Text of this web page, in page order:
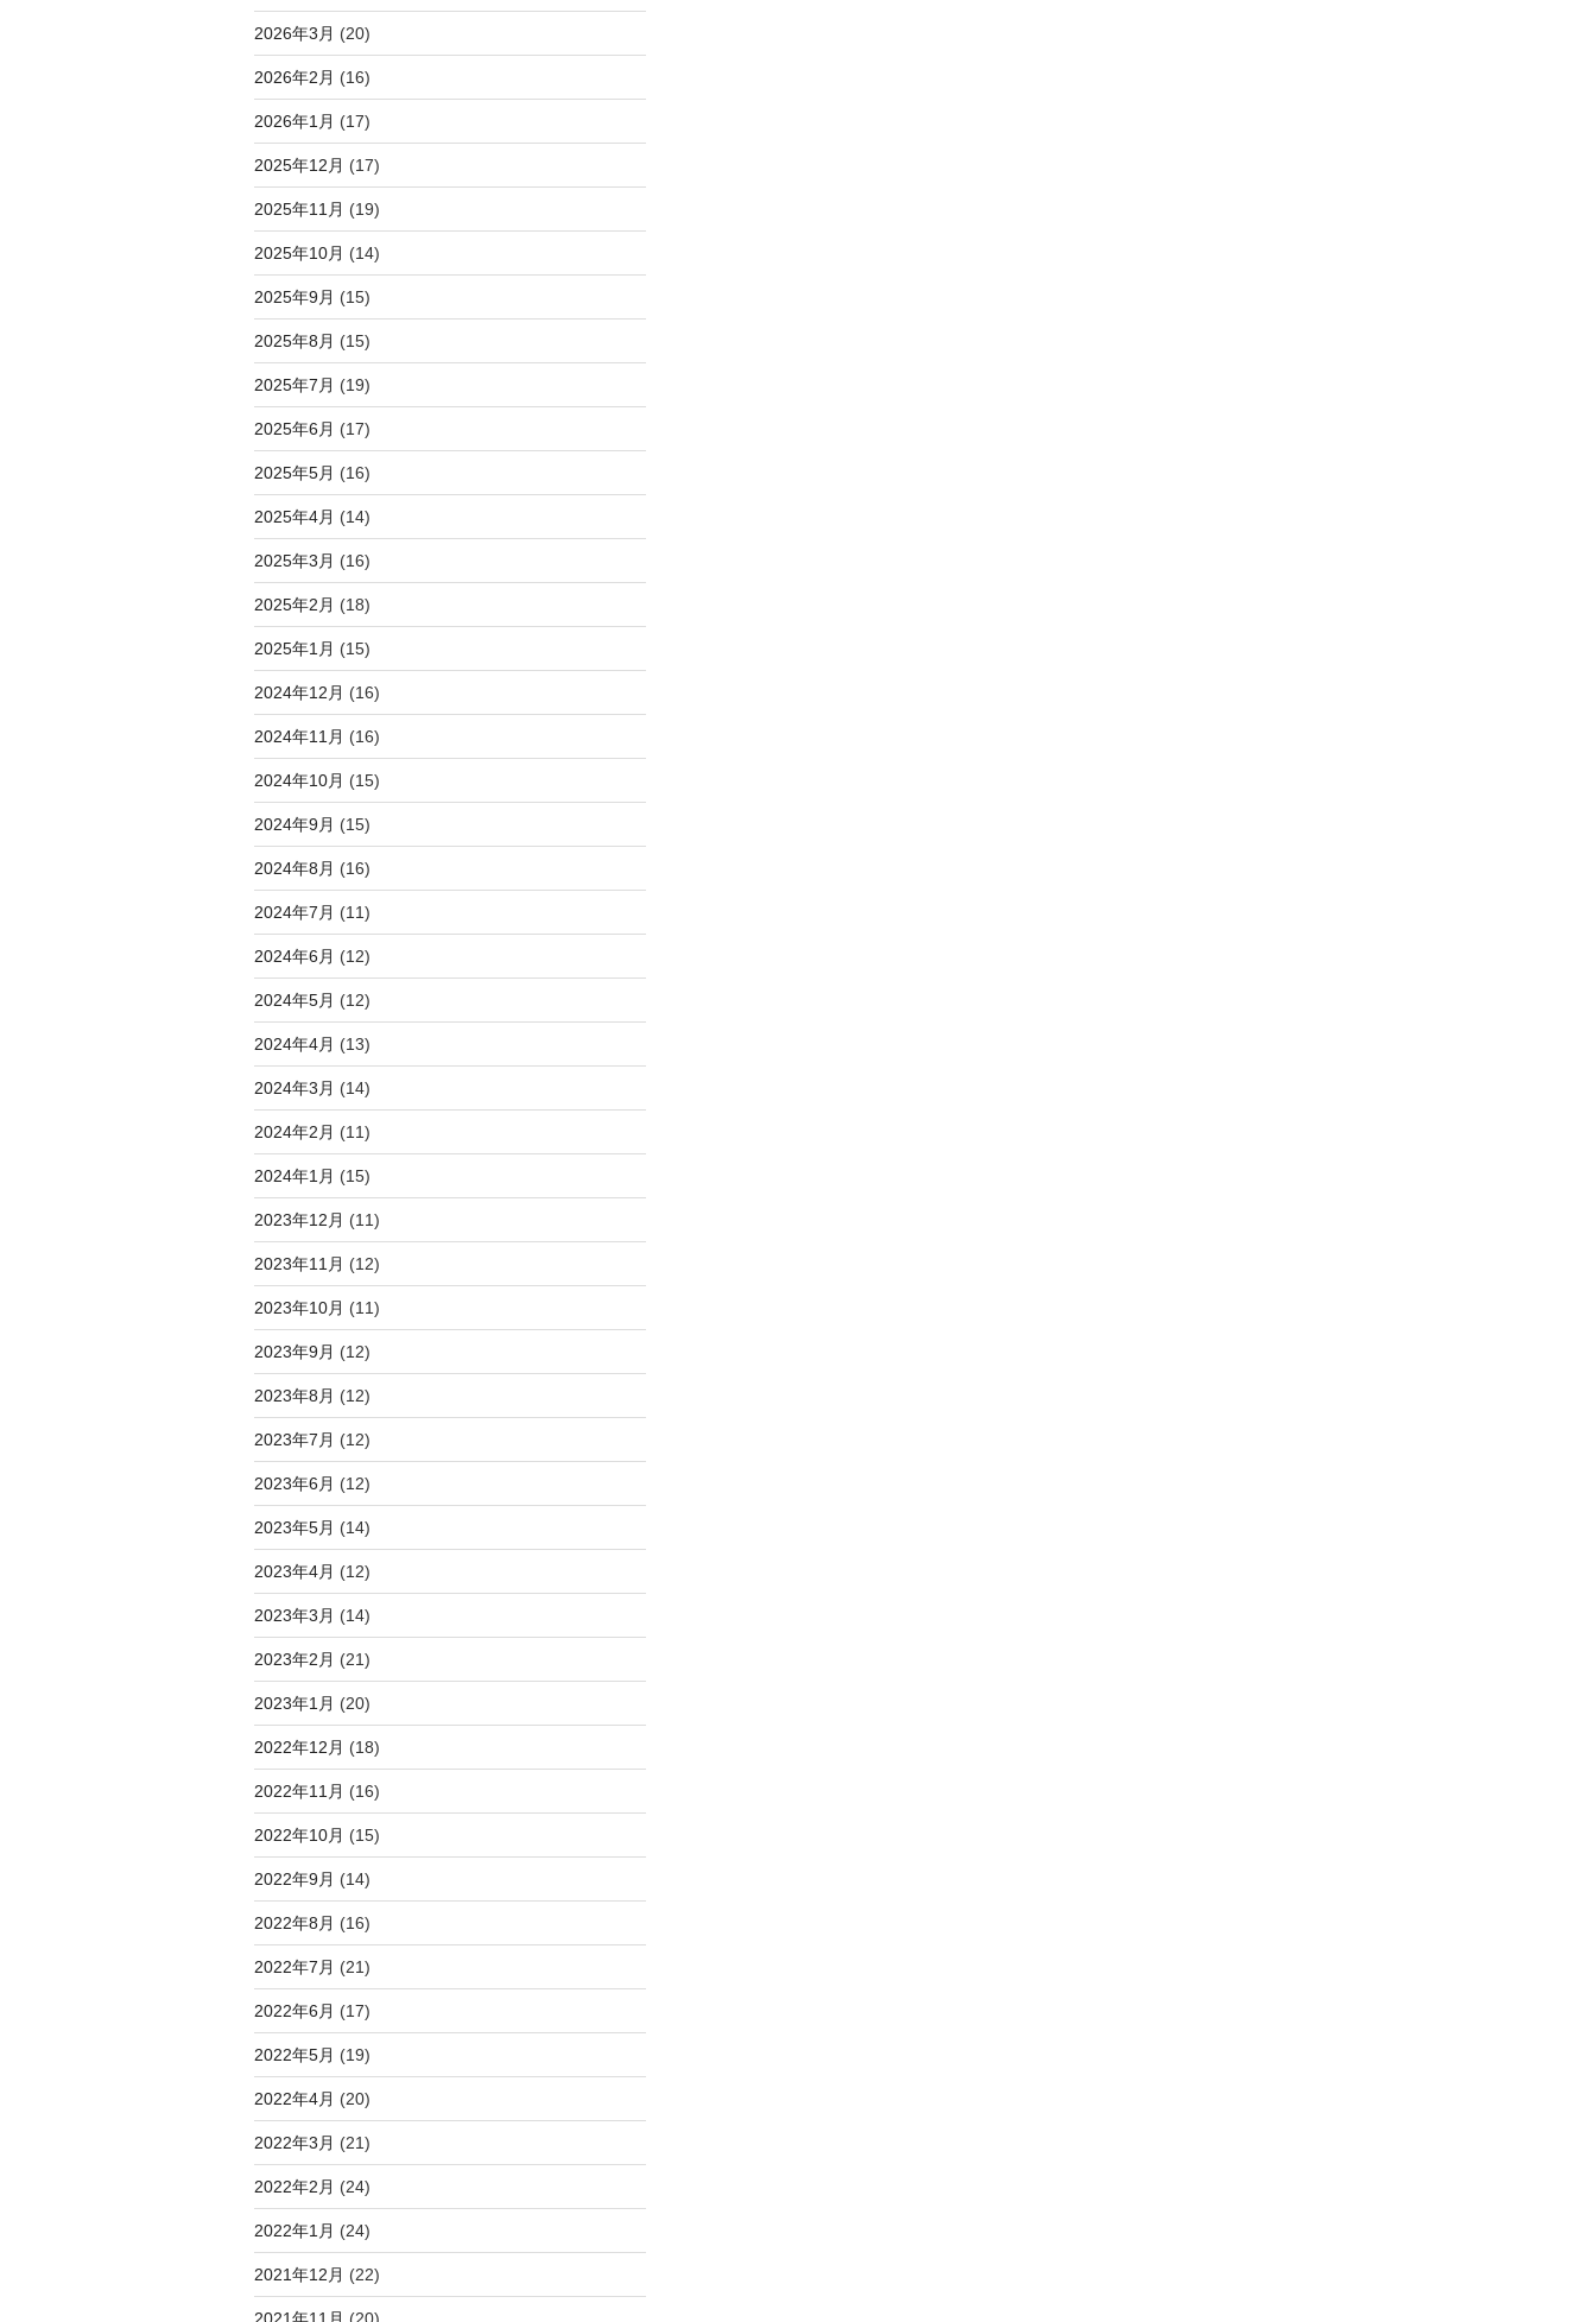
2026年3月 (20)
2026年2月 (16)
2026年1月 (17)
2025年12月 (17)
2025年11月 (19)
2025年10月 (14)
2025年9月 (15)
2025年8月 (15)
2025年7月 (19)
2025年6月 (17)
2025年5月 (16)
2025年4月 (14)
2025年3月 (16)
2025年2月 (18)
2025年1月 (15)
2024年12月 (16)
2024年11月 (16)
2024年10月 (15)
2024年9月 (15)
2024年8月 (16)
2024年7月 (11)
2024年6月 (12)
2024年5月 (12)
2024年4月 (13)
2024年3月 (14)
2024年2月 (11)
2024年1月 (15)
2023年12月 (11)
2023年11月 (12)
2023年10月 (11)
2023年9月 (12)
2023年8月 (12)
2023年7月 (12)
2023年6月 (12)
2023年5月 (14)
2023年4月 (12)
2023年3月 (14)
2023年2月 (21)
2023年1月 (20)
2022年12月 (18)
2022年11月 (16)
2022年10月 (15)
2022年9月 (14)
2022年8月 (16)
2022年7月 (21)
2022年6月 (17)
2022年5月 (19)
2022年4月 (20)
2022年3月 (21)
2022年2月 (24)
2022年1月 (24)
2021年12月 (22)
2021年11月 (20)